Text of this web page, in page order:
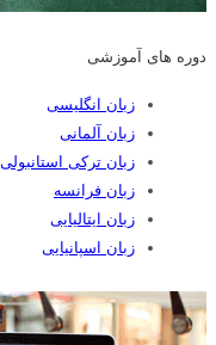
دوره های آموزشی
زبان انگلیسی
زبان آلمانی
زبان ترکی استانبولی
زبان فرانسه
زبان ایتالیایی
زبان اسپانیایی